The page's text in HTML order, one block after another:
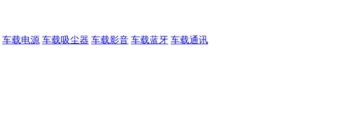
车载电源 车载吸尘器 车载影音 车载蓝牙 车载通讯